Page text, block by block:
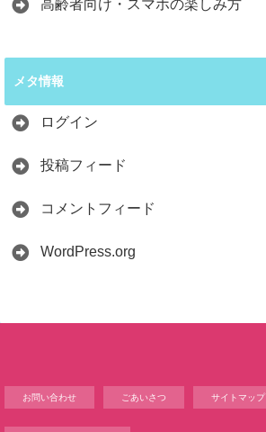
高齢者向け・スマホの楽しみ方
メタ情報
ログイン
投稿フィード
コメントフィード
WordPress.org
お問い合わせ ごあいさつ サイトマップ